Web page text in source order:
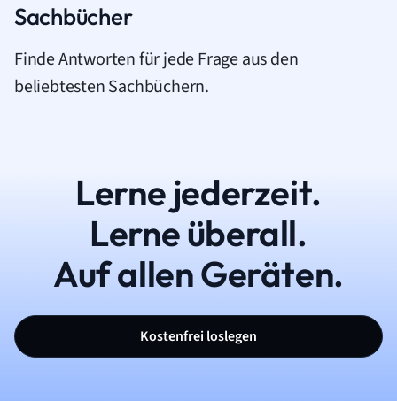
Sachbücher
Finde Antworten für jede Frage aus den
beliebtesten Sachbüchern.
Lerne jederzeit.
Lerne überall.
Auf allen Geräten.
Kostenfrei loslegen